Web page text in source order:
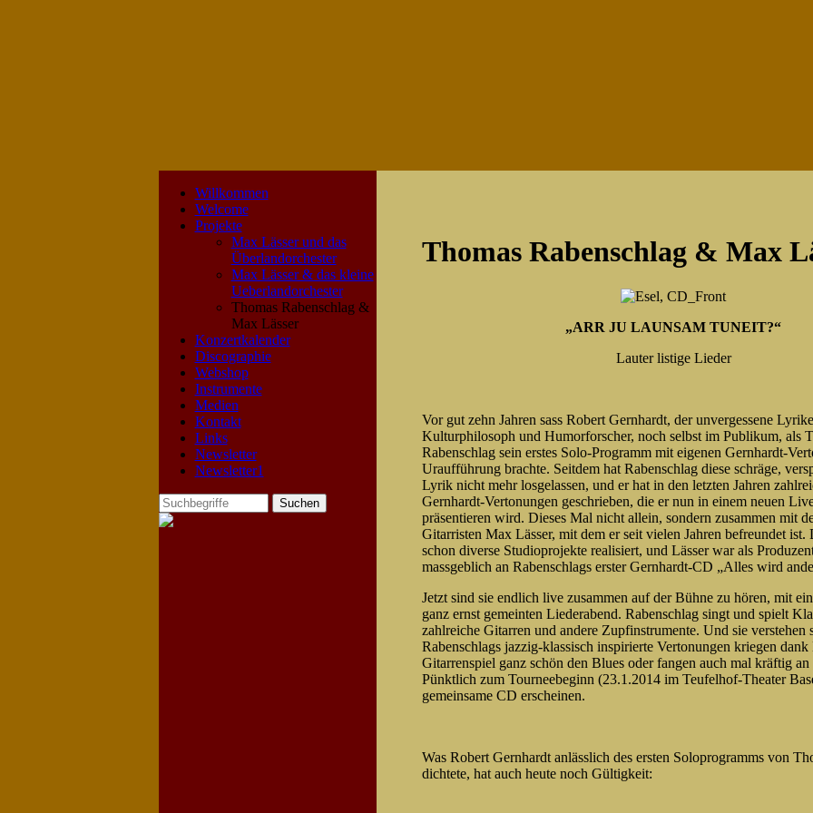
Willkommen
Welcome
Projekte
Max Lässer und das
Überlandorchester
Max Lässer & das kleine
Ueberlandorchester
Thomas Rabenschlag &
Max Lässer
Konzertkalender
Discographie
Webshop
Instrumente
Medien
Kontakt
Links
Newsletter
Newsletter1
Thomas Rabenschlag & Max
„ARR JU LAUNSAM TUNEIT?“
Lauter listige Lieder
Vor gut zehn Jahren sass Robert Gernhardt, der unvergessene
Kulturphilosoph und Humorforscher, noch selbst im Publikum, als
Rabenschlag sein erstes Solo-Programm mit eigenen Gernhardt-
Uraufführung brachte. Seitdem hat Rabenschlag diese schräge,
Lyrik nicht mehr losgelassen, und er hat in den letzten Jahren
Gernhardt-Vertonungen geschrieben, die er nun in einem neuen
präsentieren wird. Dieses Mal nicht allein, sondern zusammen mit
Gitarristen Max Lässer, mit dem er seit vielen Jahren befreundet ist.
schon diverse Studioprojekte realisiert, und Lässer war als
massgeblich an Rabenschlags erster Gernhardt-CD „Alles wird
Jetzt sind sie endlich live zusammen auf der Bühne zu hören, mit
ganz ernst gemeinten Liederabend. Rabenschlag singt und spielt
zahlreiche Gitarren und andere Zupfinstrumente. Und sie verstehen
Rabenschlags jazzig-klassisch inspirierte Vertonungen kriegen dank
Gitarrenspiel ganz schön den Blues oder fangen auch mal kräftig
Pünktlich zum Tourneebeginn (23.1.2014 im Teufelhof-Theater
gemeinsame CD erscheinen.
Was Robert Gernhardt anlässlich des ersten Soloprogramms von
dichtete, hat auch heute noch Gültigkeit: